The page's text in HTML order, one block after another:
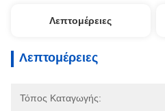
Λεπτομέρειες
Λεπτομέρειες
Τόπος Καταγωγής: